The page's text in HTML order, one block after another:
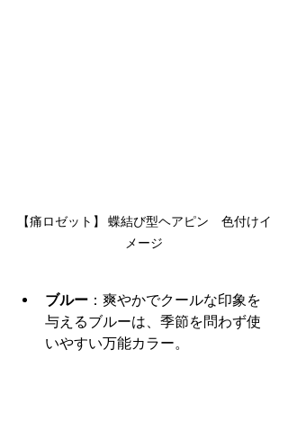
【痛ロゼット】 蝶結び型ヘアピン　色付けイ
メージ
ブルー ：爽やかでクールな印象を
与えるブルーは、季節を問わず使
いやすい万能カラー。